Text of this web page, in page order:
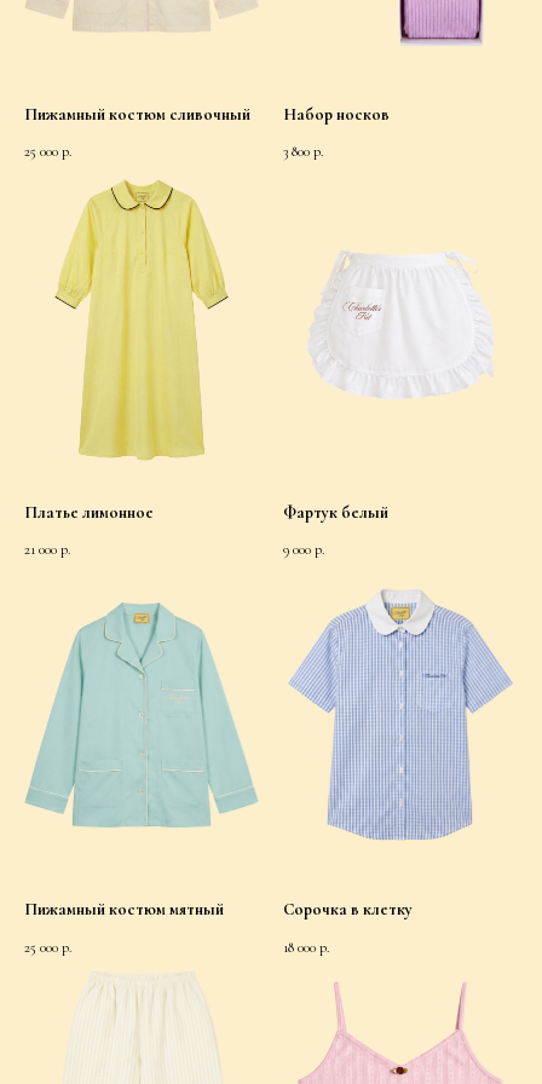
Пижамный костюм сливочный
25 000 р.
Набор носков
3 800 р.
Платье лимонное
21 000 р.
Фартук белый
9 000 р.
Пижамный костюм мятный
25 000 р.
Сорочка в клетку
18 000 р.